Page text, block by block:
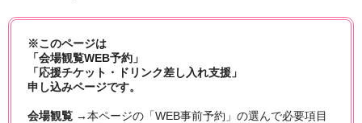
※このページは
「会場観覧WEB予約」
「応援チケット・ドリンク差し入れ支援」
申し込みページです。
会場観覧 →本ページの「WEB事前予約」の選んで必要項目